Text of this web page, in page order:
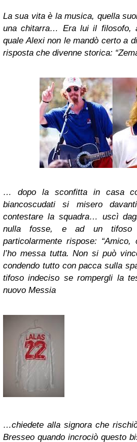
La sua vita è la musica, quella
una chitarra… Era lui il filosofo,
quale Alexi non le mandò certo a
risposta che divenne storica:
… dopo la sconfitta in casa
biancoscudati si misero
contestare la squadra… uscì
nulla fosse, e ad un tifoso
particolarmente rispose:
l’ho messa tutta. Non si può
condendo tutto con pacca sulla
tifoso indeciso se rompergli la
nuovo Messia
…chiedete alla signora che
Bresseo quando incrociò questo